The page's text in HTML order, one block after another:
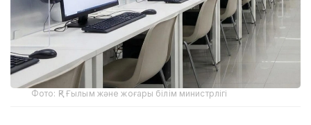
Фото: ҚР Ғылым және жоғары білім министрлігі